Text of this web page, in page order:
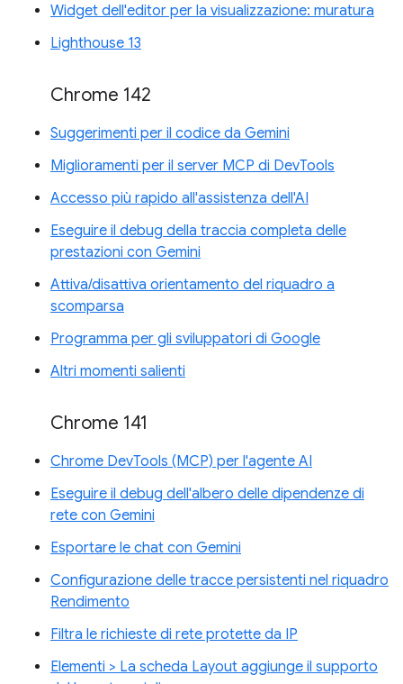
Widget dell'editor per la visualizzazione: muratura
Lighthouse 13
Chrome 142
Suggerimenti per il codice da Gemini
Miglioramenti per il server MCP di DevTools
Accesso più rapido all'assistenza dell'AI
Eseguire il debug della traccia completa delle
prestazioni con Gemini
Attiva/disattiva orientamento del riquadro a
scomparsa
Programma per gli sviluppatori di Google
Altri momenti salienti
Chrome 141
Chrome DevTools (MCP) per l'agente AI
Eseguire il debug dell'albero delle dipendenze di
rete con Gemini
Esportare le chat con Gemini
Configurazione delle tracce persistenti nel riquadro
Rendimento
Filtra le richieste di rete protette da IP
Elementi > La scheda Layout aggiunge il supporto